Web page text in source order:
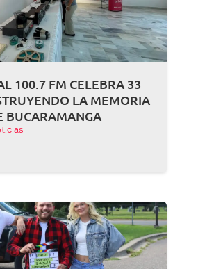
100.7 FM CELEBRA 33
LA MEMORIA
BUCARAMANGA